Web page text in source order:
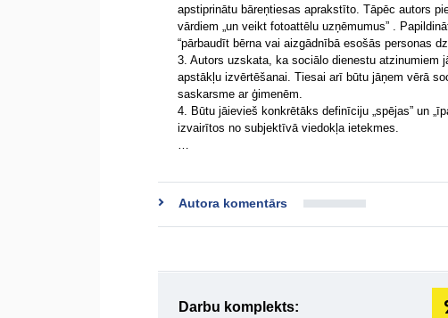
apstiprinātu bāreņtiesas aprakstīto. Tāpēc autors
vārdiem „un veikt fotoattēlu uzņēmumus” .
“pārbaudīt bērna vai aizgādnībā esošās personas
3. Autors uzskata, ka sociālo dienestu atzinumiem
apstākļu izvērtēšanai. Tiesai arī būtu jāņem vērā
saskarsme ar ģimenēm.
4. Būtu jāievieš konkrētāks definīciju „spējas” un
izvairītos no subjektīvā viedokļa ietekmes.
…
Autora komentārs
Darbu komplekts: